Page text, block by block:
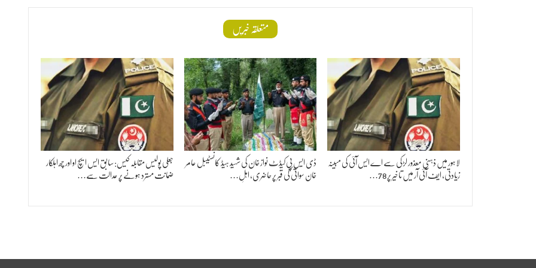
متعلقہ خبریں
لاہور میں ذہنی معذور لڑکی سے اے ایس آئی کی مبینہ
زیادتی، ایف آئی آر میں تاخیر پر 78…
ڈی ایس پی کیڈٹ نواز خان کی شہید ہیڈ کانسٹیبل عامر
خان سواتی کی قبر پر حاضری، اہلِ…
جعلی پولیس مقابلہ کیس: سابق ایس ایچ او اور چھ اہلکار
ضمانت مسترد ہونے پر عدالت سے…